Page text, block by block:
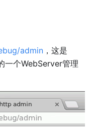
admin ，这是
一个WebServer管理